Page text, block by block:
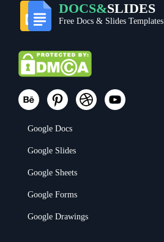
DOCS&SLIDES
Free Docs & Slides Templates
Google Docs
Google Slides
Google Sheets
Google Forms
Google Drawings